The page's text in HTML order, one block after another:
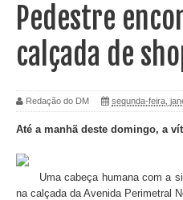
Pedestre
calçada de
Redação do DM segunda-feira,
Até a manhã deste domingo, a
Uma cabeça humana com a
na calçada da Avenida Perimetral